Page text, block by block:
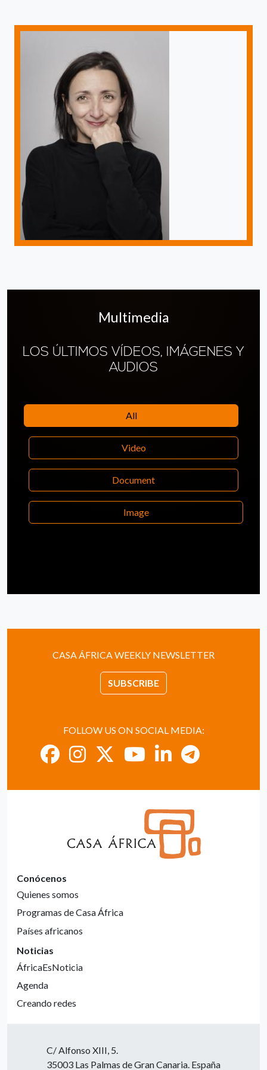
Multimedia
LOS ÚLTIMOS VÍDEOS, IMÁGENES Y
AUDIOS
All
Video
Document
Image
CASA ÁFRICA WEEKLY NEWSLETTER
SUBSCRIBE
FOLLOW US ON SOCIAL MEDIA:
Conócenos
Quienes somos
Programas de Casa África
Países africanos
Noticias
ÁfricaEsNoticia
Agenda
Creando redes
C/ Alfonso XIII, 5.
35003 Las Palmas de Gran Canaria. España